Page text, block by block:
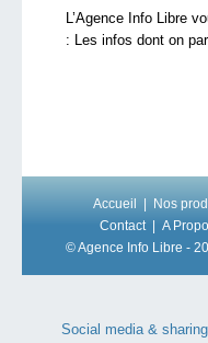
L’Agence Info Libre
: Les infos dont on
Accueil Nos
Contact
A
© Agence Info Libre -
Social media &